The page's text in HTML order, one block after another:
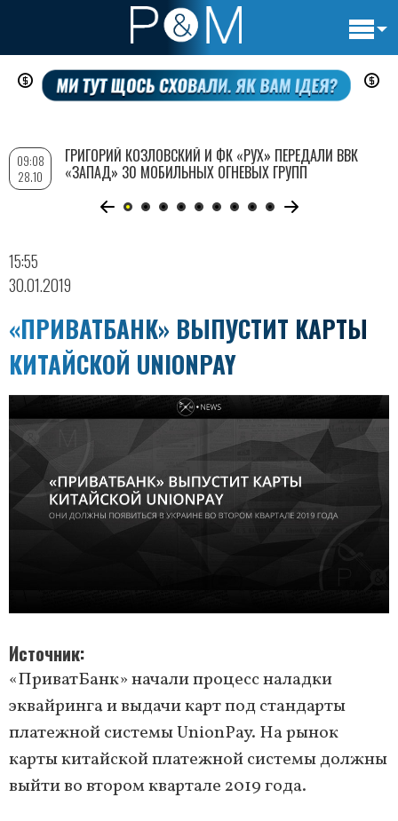
Перейти
содержанию
15:55
30.01.2019
«ПРИВАТБАНК» ВЫПУСТИТ КАРТЫ
КИТАЙСКОЙ UNIONPAY
Источник
«ПриватБанк» начали процесс наладки
эквайринга и выдачи карт под стандарты
платежной системы UnionPay. На рынок
карты китайской платежной системы должны
выйти во втором квартале 2019 года.
09:08
28.10
ГРИГОРИЙ КОЗЛОВСКИЙ И ФК «РУХ» ПЕРЕДАЛИ ВВК
«ЗАПАД» 30 МОБИЛЬНЫХ ОГНЕВЫХ ГРУПП